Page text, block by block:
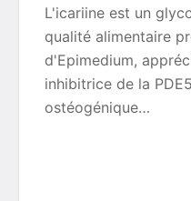
L'icariine est un
qualité alimentaire
d'Epimedium,
inhibitrice de la
ostéogénique…